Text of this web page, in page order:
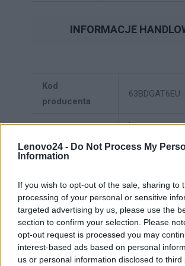
Lenovo24 - Do Not Process My
Information
If you wish to opt-out of the sale, sharing to
processing of your personal or sensitive
targeted advertising by us, please use the
section to confirm your selection. Please
opt-out request is processed you may
interest-based ads based on personal
us or personal information disclosed to
INFORMACJE
Kod
producenta
63BDGAT6EU
Dane
Lenovo
18001
Telefon: +1
https://
Podmiot
Lenovo
o.o.
ul. Gottlieba